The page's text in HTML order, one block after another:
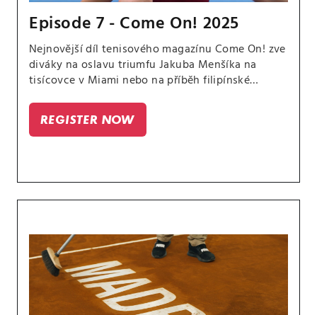
Episode 7 - Come On! 2025
Nejnovější díl tenisového magazínu Come On! zve
diváky na oslavu triumfu Jakuba Menšíka na
tisícovce v Miami nebo na příběh filipínské
REGISTER NOW